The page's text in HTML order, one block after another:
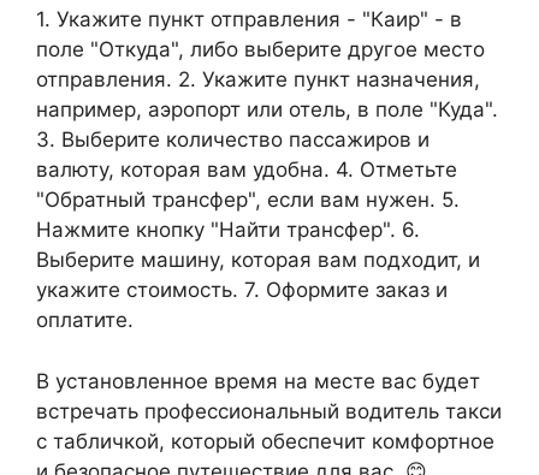
1. Укажите пункт отправления - "Каир" - в
поле "Откуда", либо выберите другое место
отправления. 2. Укажите пункт назначения,
например, аэропорт или отель, в поле "Куда".
3. Выберите количество пассажиров и
валюту, которая вам удобна. 4. Отметьте
"Обратный трансфер", если вам нужен. 5.
Нажмите кнопку "Найти трансфер". 6.
Выберите машину, которая вам подходит, и
укажите стоимость. 7. Оформите заказ и
оплатите.
В установленное время на месте вас будет
встречать профессиональный водитель такси
с табличкой, который обеспечит комфортное